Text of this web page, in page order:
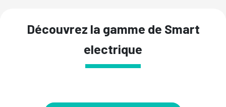
Découvrez la gamme de Smart
electrique